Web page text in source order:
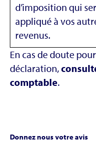
d’imposition qui
appliqué à vos
revenus.
En cas de doute
déclaration,
comptable.
Donnez nous votre avis